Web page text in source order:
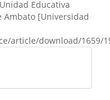
Unidad Educativa
Ambato [Universidad
article/download/1659/